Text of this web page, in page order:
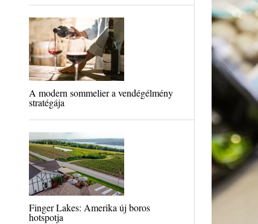
A modern sommelier a vendégélmény
stratégája
Finger Lakes: Amerika új boros
hotspotja